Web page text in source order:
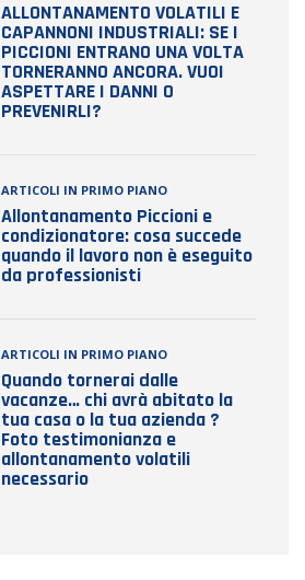
ALLONTANAMENTO VOLATILI E
CAPANNONI INDUSTRIALI: SE I
PICCIONI ENTRANO UNA VOLTA
TORNERANNO ANCORA. VUOI
ASPETTARE I DANNI O
PREVENIRLI?
ARTICOLI IN PRIMO PIANO
Allontanamento Piccioni e
condizionatore: cosa succede
quando il lavoro non è eseguito
da professionisti
ARTICOLI IN PRIMO PIANO
Quando tornerai dalle
vacanze… chi avrà abitato la
tua casa o la tua azienda ?
Foto testimonianza e
allontanamento volatili
necessario